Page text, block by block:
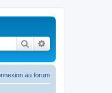
Rechercher
au forum